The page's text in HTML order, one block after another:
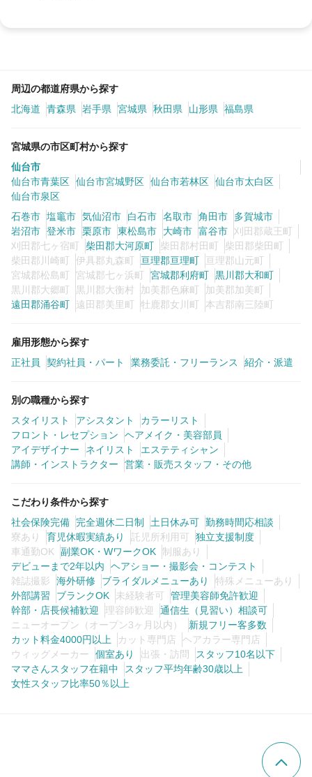
周辺の都道府県から探す
北海道
青森県 岩手県 宮城県 秋田県 山形県 福島県
宮城県の市区町村から探す
仙台市
仙台市青葉区 仙台市宮城野区 仙台市若林区 仙台市太白区
仙台市泉区
石巻市 塩竈市 気仙沼市 白石市 名取市 角田市
多賀城市
岩沼市 登米市 栗原市 東松島市 大崎市 富谷市 刈田郡蔵王町
刈田郡七ヶ宿町
柴田郡大河原町 柴田郡村田町
柴田郡柴田町
柴田郡川崎町
伊具郡丸森町 亘理郡亘理町
亘理郡山元町
宮城郡松島町
宮城郡七ヶ浜町 宮城郡利府町 黒川郡大和町
黒川郡大郷町
黒川郡大衡村 加美郡色麻町
加美郡加美町
遠田郡涌谷町
遠田郡美里町 牡鹿郡女川町 本吉郡南三陸町
雇用形態から探す
正社員
契約社員・パート 業務委託・フリーランス 紹介・派遣
別の職種から探す
スタイリスト
アシスタント
カラーリスト
フロント・レセプション
ヘアメイク・美容部員
アイデザイナー
ネイリスト
エステティシャン
講師・インストラクター
営業・販売スタッフ・その他
こだわり条件から探す
社会保険完備
完全週休二日制 土日休み可 勤務時間応相談
寮あり
育児休暇実績あり 託児所利用可
独立支援制度
車通勤OK 副業OK・WワークOK 制服あり
デビューまで2年以内
ヘアショー・撮影会・コンテスト
雑誌撮影
海外研修 ブライダルメニューあり
特殊メニューあり
外部講習
ブランクOK 未経験者可
管理美容師免許歓迎
幹部・店長候補歓迎
理容師歓迎
通信生（見習い）相談可
ニューオープン（オープン3ヶ月以内）
新規フリー客多数
カット料金4000円以上
カット専門店
ヘアカラー専門店
ウィッグメーカー
個室あり 出張・訪問
スタッフ10名以下
ママさんスタッフ在籍中
スタッフ平均年齢30歳以上
女性スタッフ比率50％以上